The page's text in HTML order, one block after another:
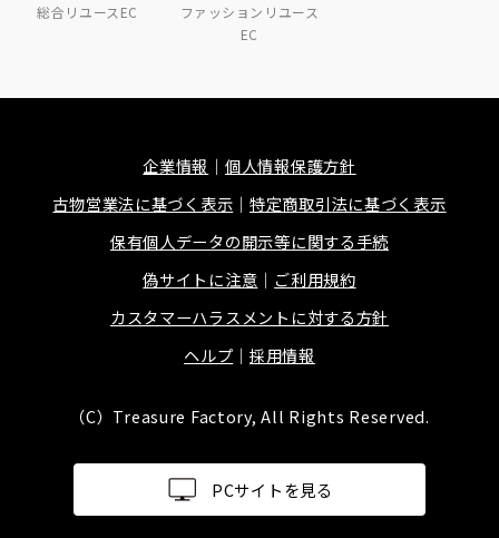
総合リユースEC
ファッションリユース
EC
企業情報
個人情報保護方針
古物営業法に基づく表示
特定商取引法に基づく表示
保有個人データの開示等に関する手続
偽サイトに注意
ご利用規約
カスタマーハラスメントに対する方針
ヘルプ
採用情報
（C）Treasure Factory, All Rights Reserved.
PCサイトを見る